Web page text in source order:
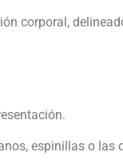
corporal,
espinillas o las